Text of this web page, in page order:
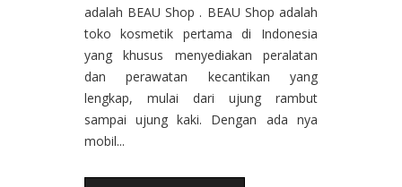
adalah BEAU Shop . BEAU Shop adalah
toko kosmetik pertama di Indonesia
yang khusus menyediakan peralatan
dan perawatan kecantikan yang
lengkap, mulai dari ujung rambut
sampai ujung kaki. Dengan ada nya
mobil...